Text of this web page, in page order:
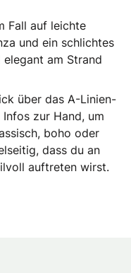
Fall auf leichte
und ein schlichtes
am Strand
über das A-Linien-
zur Hand, um
boho oder
dass du an
auftreten wirst.